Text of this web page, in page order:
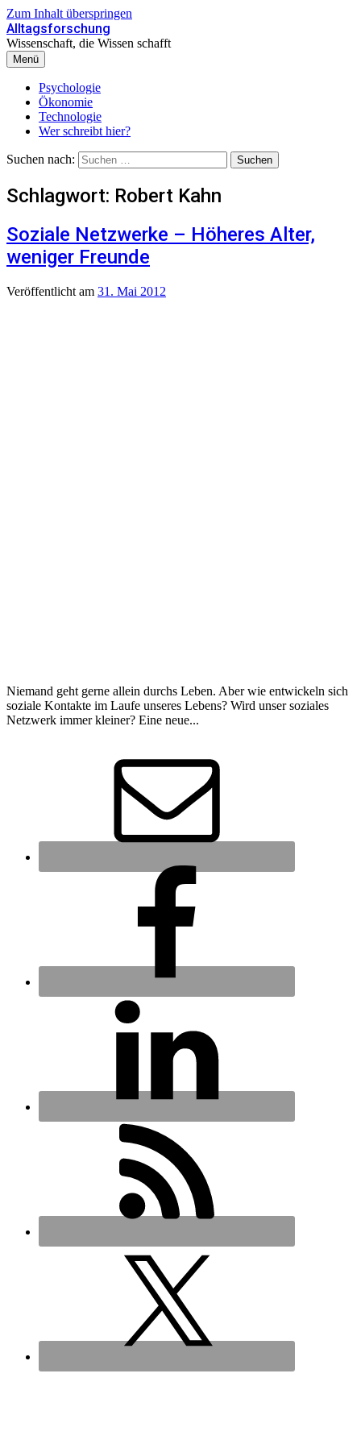
Zum Inhalt überspringen
Alltagsforschung
Wissenschaft, die Wissen schafft
Menü
Psychologie
Ökonomie
Technologie
Wer schreibt hier?
Suchen nach:
Schlagwort: Robert Kahn
Soziale Netzwerke – Höheres Alter,
weniger Freunde
Veröffentlicht am 31. Mai 2012
Niemand geht gerne allein durchs Leben. Aber wie entwickeln sich
soziale Kontakte im Laufe unseres Lebens? Wird unser soziales
Netzwerk immer kleiner? Eine neue...